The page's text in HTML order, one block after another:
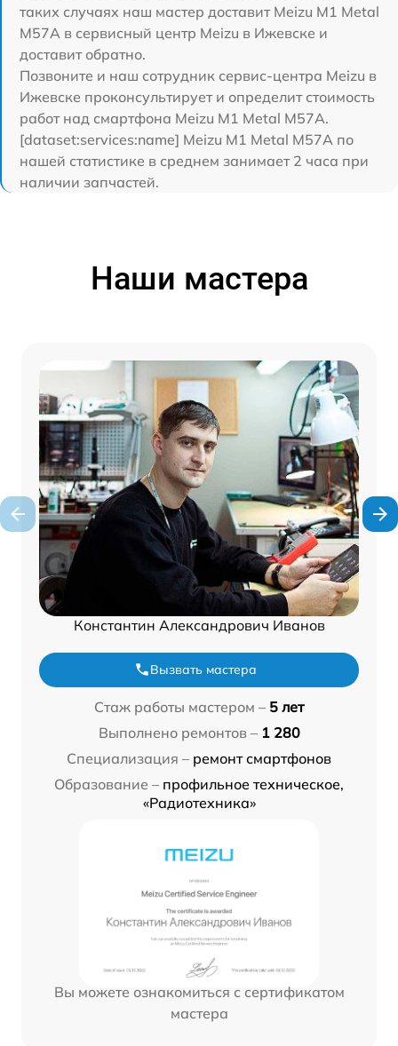
таких случаях наш мастер доставит Meizu M1 Metal
M57A в сервисный центр Meizu в Ижевске и
доставит обратно.
Позвоните и наш сотрудник сервис-центра Meizu в
Ижевске проконсультирует и определит стоимость
работ над смартфона Meizu M1 Metal M57A.
[dataset:services:name] Meizu M1 Metal M57A по
нашей статистике в среднем занимает 2 часа при
наличии запчастей.
Наши мастера
Константин Александрович Иванов
Вызвать мастера
Стаж работы мастером – 5 лет
Выполнено ремонтов – 1 280
Специализация – ремонт смартфонов
Образование – профильное техническое,
«Радиотехника»
Вы можете ознакомиться с сертификатом
мастера